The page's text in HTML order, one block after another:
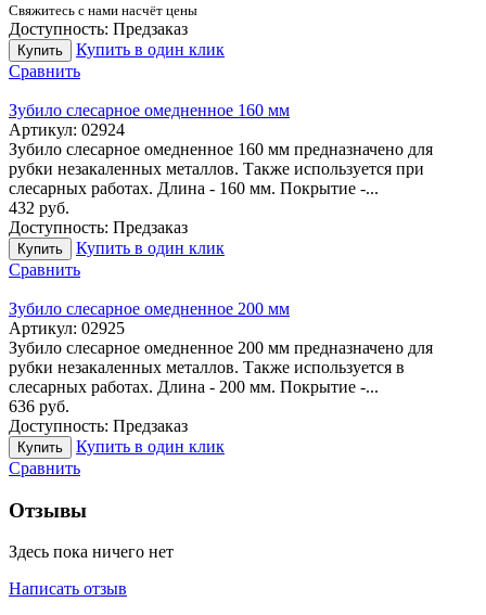
Свяжитесь с нами насчёт цены
Доступность: Предзаказ
Купить
Купить в один клик
Сравнить
Зубило слесарное омедненное 160 мм
Артикул: 02924
Зубило слесарное омедненное 160 мм предназначено для
рубки незакаленных металлов. Также используется при
слесарных работах. Длина - 160 мм. Покрытие -...
432 руб.
Доступность: Предзаказ
Купить
Купить в один клик
Сравнить
Зубило слесарное омедненное 200 мм
Артикул: 02925
Зубило слесарное омедненное 200 мм предназначено для
рубки незакаленных металлов. Также используется в
слесарных работах. Длина - 200 мм. Покрытие -...
636 руб.
Доступность: Предзаказ
Купить
Купить в один клик
Сравнить
Отзывы
Здесь пока ничего нет
Написать отзыв